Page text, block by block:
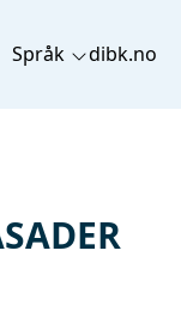
Språk dibk.no